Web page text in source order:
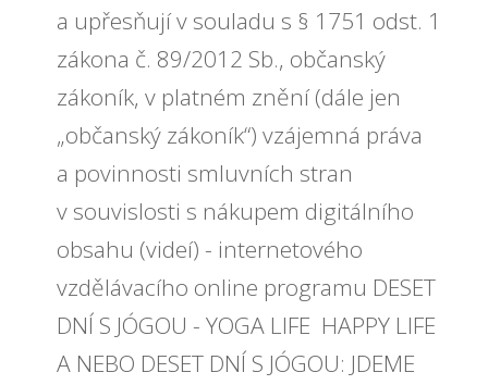
a upřesňují v souladu s § 1751 odst. 1
zákona č. 89/2012 Sb., občanský
zákoník, v platném znění (dále jen
„občanský zákoník“) vzájemná práva
a povinnosti smluvních stran
v souvislosti s nákupem digitálního
obsahu (videí) - internetového
vzdělávacího online programu DESET
DNÍ S JÓGOU - YOGA LIFE HAPPY LIFE
A NEBO DESET DNÍ S JÓGOU: JDEME